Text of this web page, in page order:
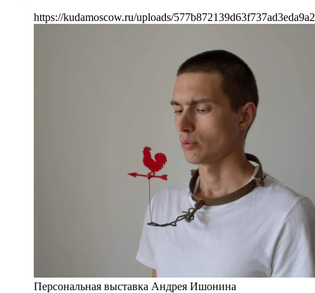
https://kudamoscow.ru/uploads/
Персональная выставка Андрея Ишонина